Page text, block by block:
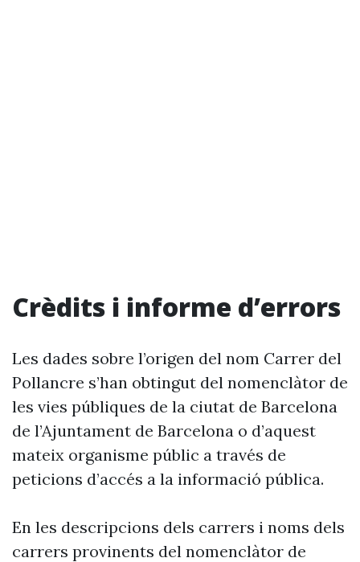
Crèdits i informe d’errors
Les dades sobre l’origen del nom Carrer del
Pollancre s’han obtingut del nomenclàtor de
les vies públiques de la ciutat de Barcelona
de l’Ajuntament de Barcelona o d’aquest
mateix organisme públic a través de
peticions d’accés a la informació pública.
En les descripcions dels carrers i noms dels
carrers provinents del nomenclàtor de